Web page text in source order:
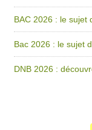
BAC 2026 : le sujet
Bac 2026 : le sujet
DNB 2026 :